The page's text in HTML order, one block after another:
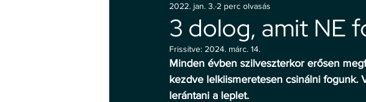
Mentális egészség
3 dolog, amit NE
2022. jan. 3. 2 perc olvasás
Frissítve: 2024. márc. 14.
Minden évben szilveszterkor erősen
kezdve lelkiismeretesen csinálni fogunk.
lerántani a leplet.